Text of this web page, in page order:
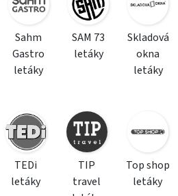
Sahm
Gastro
letáky
SAM 73
letáky
Skladová
okna
letáky
TEDi
letáky
TIP
travel
Top shop
letáky